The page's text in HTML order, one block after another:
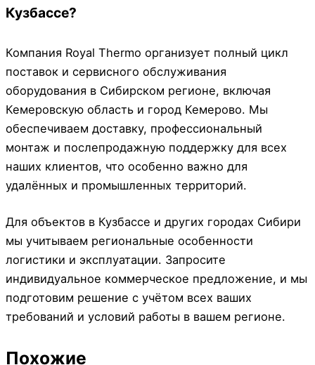
Кузбассе?
Компания Royal Thermo организует полный цикл
поставок и сервисного обслуживания
оборудования в Сибирском регионе, включая
Кемеровскую область и город Кемерово. Мы
обеспечиваем доставку, профессиональный
монтаж и послепродажную поддержку для всех
наших клиентов, что особенно важно для
удалённых и промышленных территорий.
Для объектов в Кузбассе и других городах Сибири
мы учитываем региональные особенности
логистики и эксплуатации. Запросите
индивидуальное коммерческое предложение, и мы
подготовим решение с учётом всех ваших
требований и условий работы в вашем регионе.
Похожие